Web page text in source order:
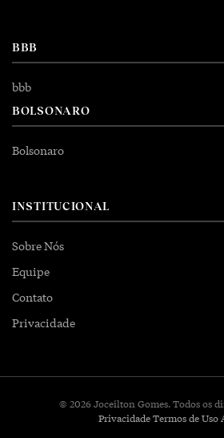
BBB
bbb
BOLSONARO
Bolsonaro
INSTITUCIONAL
Sobre Nós
Equipe
Contato
Privacidade
© 2026 Joceilton Gomes. Todos os
PrivacidadeTermos de Uso